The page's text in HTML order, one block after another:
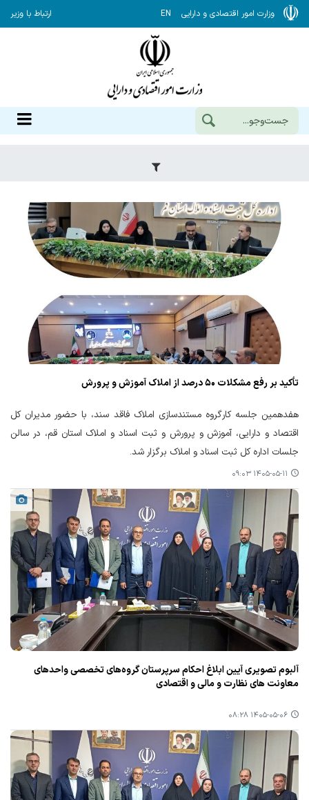
وزارت امور اقتصادی و دارایی EN ارتباط با وزیر
تأکید بر رفع مشکلات ۵۰ درصد از املاک آموزش و پرورش
هفدهمین جلسه کارگروه مستندسازی املاک فاقد سند، با حضور مدیران کل
اقتصاد و دارایی، آموزش و پرورش و ثبت اسناد و املاک استان قم، در سالن
جلسات اداره کل ثبت اسناد و املاک برگزار شد.
۱۴۰۵-۰۵-۱۱ ۰۹:۰۳
آلبوم تصویری آیین ابلاغ احکام سرپرستان گروه‌های تخصصی واحدهای
معاونت های نظارت و مالی و اقتصادی
۱۴۰۵-۰۵-۰۶ ۰۸:۲۸